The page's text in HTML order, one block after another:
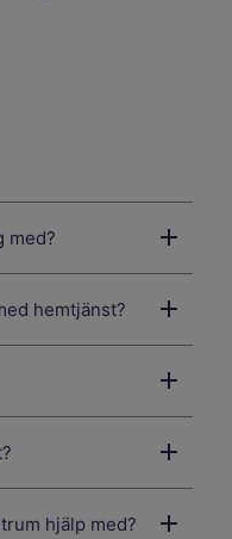
med?
hemtjänst?
hjälp med?